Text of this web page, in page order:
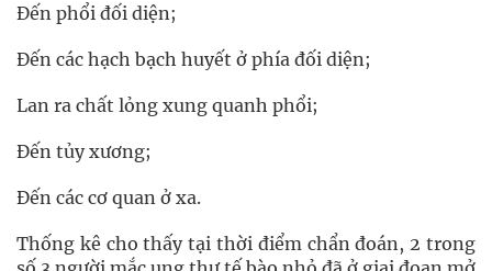
Đến phổi đối diện;
Đến các hạch bạch huyết ở phía đối diện;
Lan ra chất lỏng xung quanh phổi;
Đến tủy xương;
Đến các cơ quan ở xa.
Thống kê cho thấy tại thời điểm chẩn đoán, 2 trong